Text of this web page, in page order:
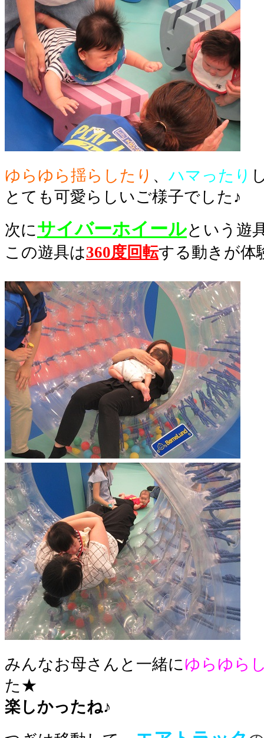
ゆらゆら揺らしたり 、 ハマったり
とても可愛らしいご様子でした♪
次にサイバーホイールという遊
この遊具は360度回転する動きが体
みんなお母さんと一緒にゆらゆら
た★
楽しかったね♪